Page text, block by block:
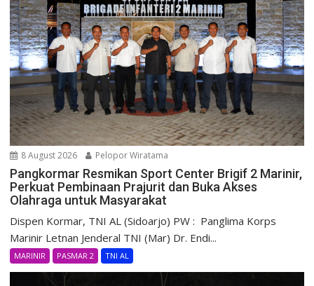
8 August 2026 Pelopor Wiratama
Pangkormar Resmikan Sport Center Brigif 2 Marinir,
Perkuat Pembinaan Prajurit dan Buka Akses
Olahraga untuk Masyarakat
Dispen Kormar, TNI AL (Sidoarjo) PW : Panglima Korps
Marinir Letnan Jenderal TNI (Mar) Dr. Endi...
MARINIR PASMAR 2 TNI AL